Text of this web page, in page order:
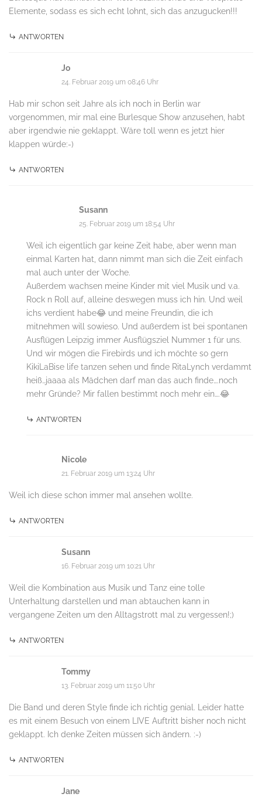
Elemente, sodass es sich echt lohnt, sich das anzugucken!!!
ANTWORTEN
Jo
24. Februar 2019 um 08:46 Uhr
Hab mir schon seit Jahre als ich noch in Berlin war
vorgenommen, mir mal eine Burlesque Show anzusehen, habt
aber irgendwie nie geklappt. Wäre toll wenn es jetzt hier
klappen würde:-)
ANTWORTEN
Susann
25. Februar 2019 um 18:54 Uhr
Weil ich eigentlich gar keine Zeit habe, aber wenn man
einmal Karten hat, dann nimmt man sich die Zeit einfach
mal auch unter der Woche.
Außerdem wachsen meine Kinder mit viel Musik und v.a.
Rock n Roll auf, alleine deswegen muss ich hin. Und weil
ichs verdient habe😂 und meine Freundin, die ich
mitnehmen will sowieso. Und außerdem ist bei spontanen
Ausflügen Leipzig immer Ausflügsziel Nummer 1 für uns.
Und wir mögen die Firebirds und ich möchte so gern
KikiLaBise life tanzen sehen und finde RitaLynch verdammt
heiß…jaaaa als Mädchen darf man das auch finde….noch
mehr Gründe? Mir fallen bestimmt noch mehr ein….😂
ANTWORTEN
Nicole
21. Februar 2019 um 13:24 Uhr
Weil ich diese schon immer mal ansehen wollte.
ANTWORTEN
Susann
16. Februar 2019 um 10:21 Uhr
Weil die Kombination aus Musik und Tanz eine tolle
Unterhaltung darstellen und man abtauchen kann in
vergangene Zeiten um den Alltagstrott mal zu vergessen!;)
ANTWORTEN
Tommy
13. Februar 2019 um 11:50 Uhr
Die Band und deren Style finde ich richtig genial. Leider hatte
es mit einem Besuch von einem LIVE Auftritt bisher noch nicht
geklappt. Ich denke Zeiten müssen sich ändern. :-)
ANTWORTEN
Jane